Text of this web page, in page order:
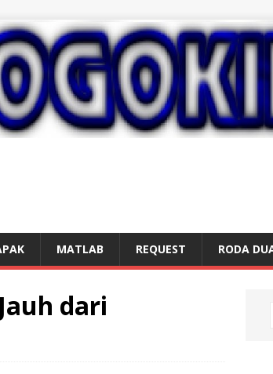
MATLAB REQUEST RODA
dari